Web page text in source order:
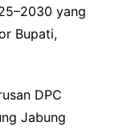
yang
Bupati,
DPC
Jabung